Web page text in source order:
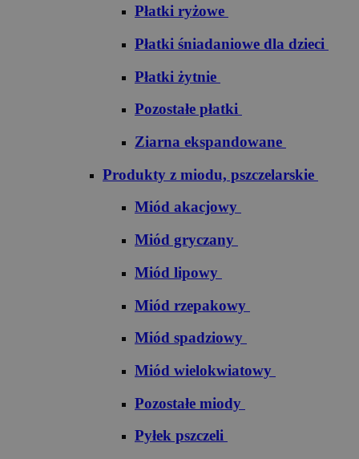
Płatki ryżowe
Płatki śniadaniowe dla dzieci
Płatki żytnie
Pozostałe płatki
Ziarna ekspandowane
Produkty z miodu, pszczelarskie
Miód akacjowy
Miód gryczany
Miód lipowy
Miód rzepakowy
Miód spadziowy
Miód wielokwiatowy
Pozostałe miody
Pyłek pszczeli